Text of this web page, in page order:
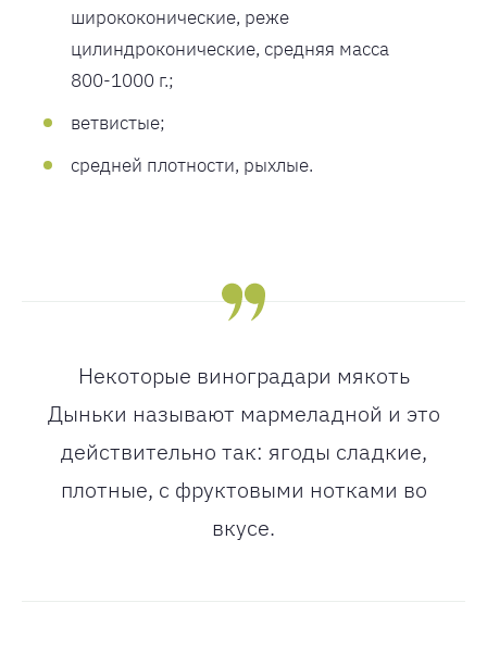
ширококонические, реже
цилиндроконические, средняя масса
800-1000 г.;
ветвистые;
средней плотности, рыхлые.
Некоторые виноградари мякоть
Дыньки называют мармеладной и это
действительно так: ягоды сладкие,
плотные, с фруктовыми нотками во
вкусе.